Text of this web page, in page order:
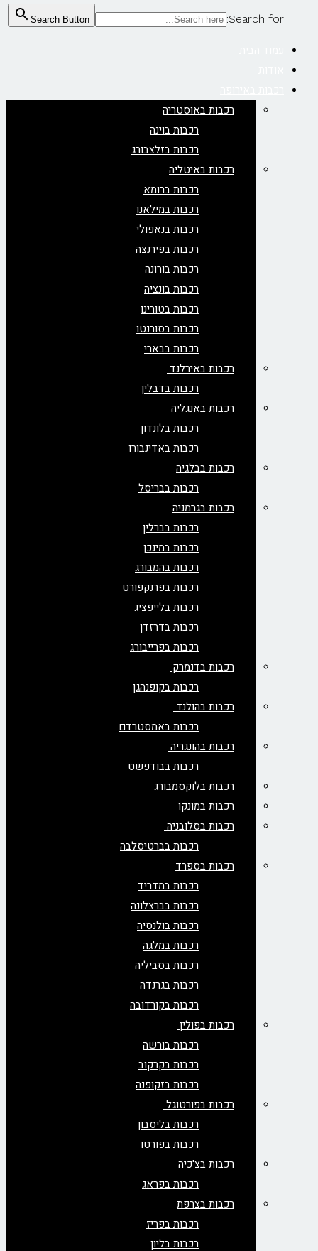
Search for:
Search Button
רכבות באוסטריה
רכבות בוינה
רכבות בזלצבורג
רכבות באיטליה
רכבות ברומא
רכבות במילאנו
רכבות בנאפולי
רכבות בפירנצה
רכבות בורונה
רכבות בונציה
רכבות בטורינו
רכבות בסורנטו
רכבות בבארי
רכבות באירלנד
רכבות בדבלין
רכבות באנגליה
רכבות בלונדון
רכבות באדינבורו
רכבות בבלגיה
רכבות בבריסל
רכבות בגרמניה
רכבות בברלין
רכבות במינכן
רכבות בהמבורג
רכבות בפרנקפורט
רכבות בלייפציג
רכבות בדרזדן
רכבות בפרייבורג
רכבות בדנמרק
רכבות בקופנהגן
רכבות בהולנד
רכבות באמסטרדם
רכבות בהונגריה
רכבות בבודפשט
רכבות בלוקסמבורג
רכבות במונקו
רכבות בסלובניה
רכבות בברטיסלבה
רכבות בספרד
רכבות במדריד
רכבות בברצלונה
רכבות בולנסיה
רכבות במלגה
רכבות בסביליה
רכבות בגרנדה
רכבות בקורדובה
רכבות בפולין
רכבות בורשה
רכבות בקרקוב
רכבות בזקופנה
רכבות בפורטוגל
רכבות בליסבון
רכבות בפורטו
רכבות בצ'כיה
רכבות בפראג
רכבות בצרפת
רכבות בפריז
רכבות בליון